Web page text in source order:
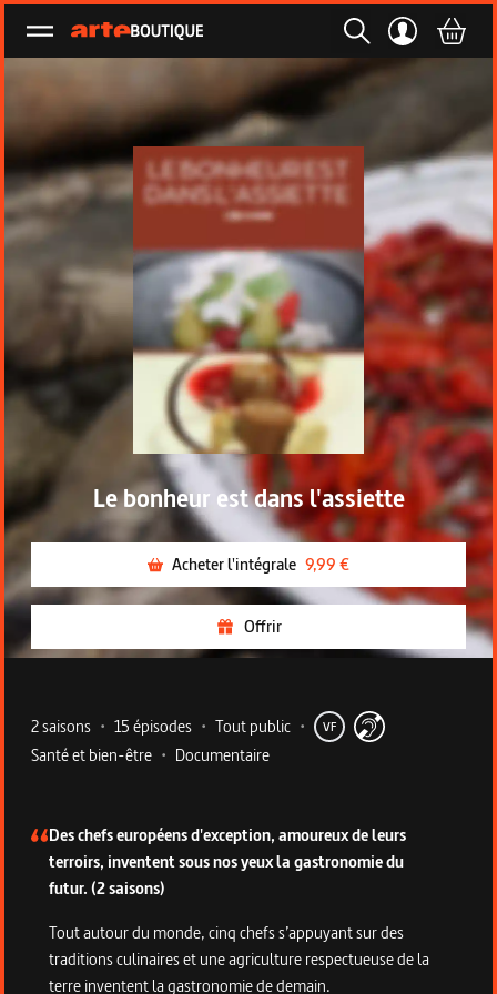
Ouvrir le menu
Le bonheur est dans l'assiette
Acheter l'intégrale 9,99 €
Offrir
Metadata du programme
2 saisons • 15 épisodes • Tout public • VF
Santé et bien-être • Documentaire
Description de la série
Des chefs européens d'exception, amoureux de leurs
terroirs, inventent sous nos yeux la gastronomie du
futur. (2 saisons)
Tout autour du monde, cinq chefs s’appuyant sur des
traditions culinaires et une agriculture respectueuse de la
terre inventent la gastronomie de demain.